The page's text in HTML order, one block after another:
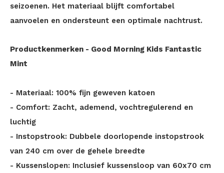
seizoenen. Het materiaal blijft comfortabel
aanvoelen en ondersteunt een optimale nachtrust.
Productkenmerken - Good Morning Kids Fantastic
Mint
- Materiaal: 100% fijn geweven katoen
- Comfort: Zacht, ademend, vochtregulerend en
luchtig
- Instopstrook: Dubbele doorlopende instopstrook
van 240 cm over de gehele breedte
- Kussenslopen: Inclusief kussensloop van 60x70 cm